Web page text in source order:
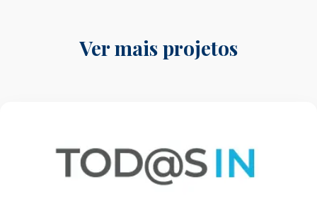
Ver mais projetos